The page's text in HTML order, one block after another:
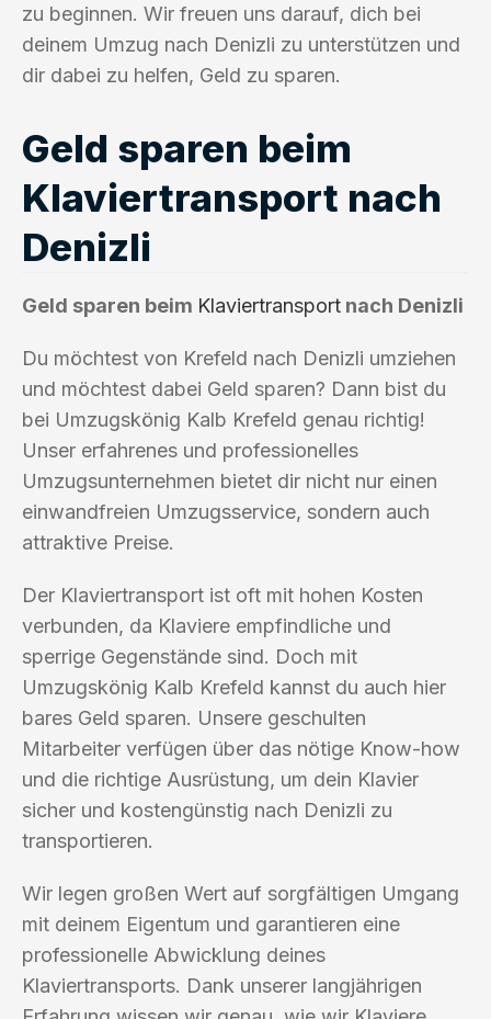
zu beginnen. Wir freuen uns darauf, dich bei
deinem Umzug nach Denizli zu unterstützen und
dir dabei zu helfen, Geld zu sparen.
Geld sparen beim
Klaviertransport nach
Denizli
Geld sparen beim Klaviertransport nach Denizli
Du möchtest von Krefeld nach Denizli umziehen
und möchtest dabei Geld sparen? Dann bist du
bei Umzugskönig Kalb Krefeld genau richtig!
Unser erfahrenes und professionelles
Umzugsunternehmen bietet dir nicht nur einen
einwandfreien Umzugsservice, sondern auch
attraktive Preise.
Der Klaviertransport ist oft mit hohen Kosten
verbunden, da Klaviere empfindliche und
sperrige Gegenstände sind. Doch mit
Umzugskönig Kalb Krefeld kannst du auch hier
bares Geld sparen. Unsere geschulten
Mitarbeiter verfügen über das nötige Know-how
und die richtige Ausrüstung, um dein Klavier
sicher und kostengünstig nach Denizli zu
transportieren.
Wir legen großen Wert auf sorgfältigen Umgang
mit deinem Eigentum und garantieren eine
professionelle Abwicklung deines
Klaviertransports. Dank unserer langjährigen